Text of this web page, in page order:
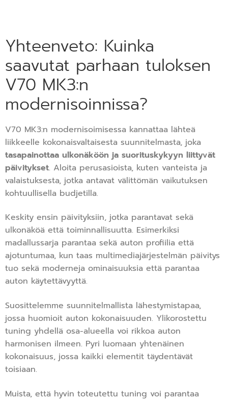
Yhteenveto: Kuinka
saavutat parhaan tuloksen
V70 MK3:n
modernisoinnissa?
V70 MK3:n modernisoimisessa kannattaa lähteä
liikkeelle kokonaisvaltaisesta suunnitelmasta, joka
tasapainottaa ulkonäköön ja suorituskykyyn liittyvät
päivitykset. Aloita perusasioista, kuten vanteista ja
valaistuksesta, jotka antavat välittömän vaikutuksen
kohtuullisella budjetilla.
Keskity ensin päivityksiin, jotka parantavat sekä
ulkonäköä että toiminnallisuutta. Esimerkiksi
madallussarja parantaa sekä auton profiilia että
ajotuntumaa, kun taas multimediajärjestelmän päivitys
tuo sekä moderneja ominaisuuksia että parantaa
auton käytettävyyttä.
Suosittelemme suunnitelmallista lähestymistapaa,
jossa huomioit auton kokonaisuuden. Ylikorostettu
tuning yhdellä osa-alueella voi rikkoa auton
harmonisen ilmeen. Pyri luomaan yhtenäinen
kokonaisuus, jossa kaikki elementit täydentävät
toisiaan.
Muista, että hyvin toteutettu tuning voi parantaa